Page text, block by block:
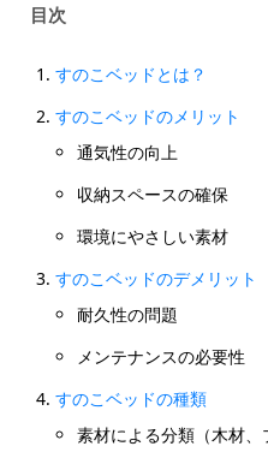
目次
すのこベッドとは？
すのこベッドのメリット
通気性の向上
収納スペースの確保
環境にやさしい素材
すのこベッドのデメリット
耐久性の問題
メンテナンスの必要性
すのこベッドの種類
素材による分類（木材、